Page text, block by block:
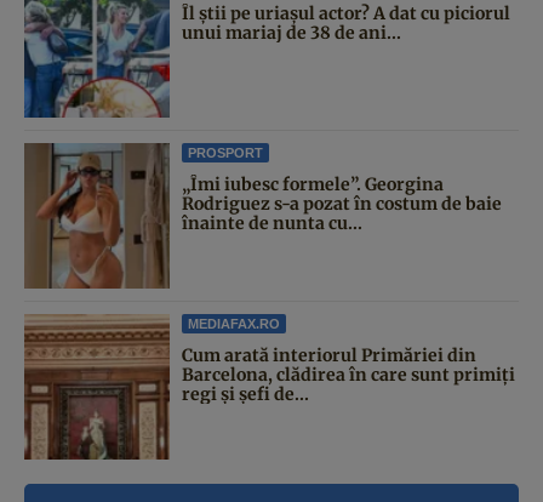
Îl știi pe uriașul actor? A dat cu piciorul
unui mariaj de 38 de ani...
PROSPORT
„Îmi iubesc formele”. Georgina
Rodriguez s-a pozat în costum de baie
înainte de nunta cu...
MEDIAFAX.RO
Cum arată interiorul Primăriei din
Barcelona, clădirea în care sunt primiți
regi și șefi de...